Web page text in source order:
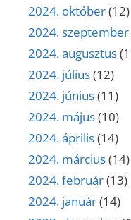
2024. október(12)
2024. szeptember
2024. augusztus
2024. július(12)
2024. június(11)
2024. május(10)
2024. április(14)
2024. március(14)
2024. február(13)
2024. január(14)